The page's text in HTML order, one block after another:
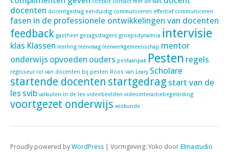
contact contact met de klas
docenten docentgedrag eenduidig communiceren effectief communiceren
fasen in de professionele ontwikkelingen van docenten
feedback gastheer gezagsdragers groepsdynamica intervisie
klas Klassen leerling leervraag leerwerkgemeenschap mentor
onderwijs opvoeden ouders pestaanpak Pesten regels
regisseur rol van docenten bij pesten Roos van Leary Scholare
startende docenten startgedrag start van de
les svib valkuilen in de les videobeelden videointeractiebegeleiding
voortgezet onderwijs wiskunde
Proudly powered by WordPress Vormgeving: Yoko door Elmastudio